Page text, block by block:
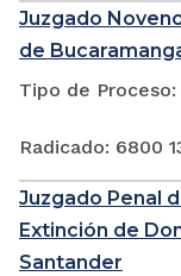
Juzgado
de
Tipo de
Radicado: 6800
Juzgado Penal
Extinción de
Santander